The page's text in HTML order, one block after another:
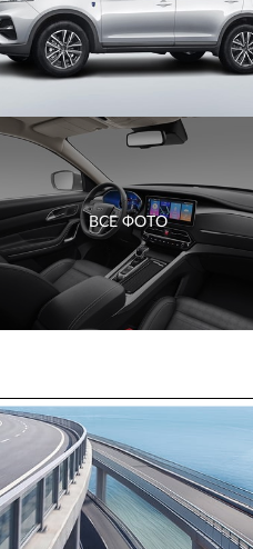
ВСЕ ФОТО